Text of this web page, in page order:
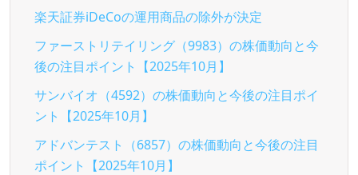
楽天証券iDeCoの運用商品の除外が決定
ファーストリテイリング（9983）の株価動向と今
後の注目ポイント【2025年10月】
サンバイオ（4592）の株価動向と今後の注目ポイ
ント【2025年10月】
アドバンテスト（6857）の株価動向と今後の注目
ポイント【2025年10月】